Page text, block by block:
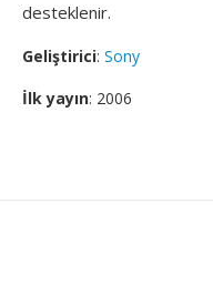
desteklenir.
Geliştirici: Sony
İlk yayın: 2006